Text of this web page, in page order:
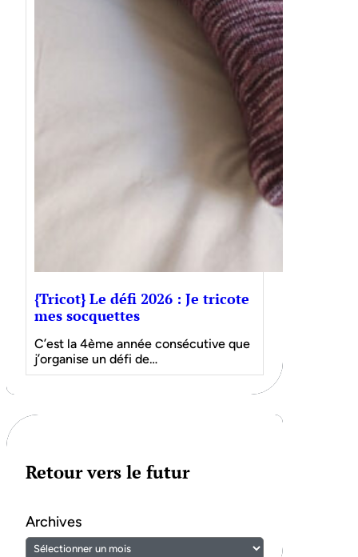
{Tricot} Le défi 2026 : Je tricote
mes socquettes
C’est la 4ème année consécutive que
j’organise un défi de…
Retour vers le futur
Archives